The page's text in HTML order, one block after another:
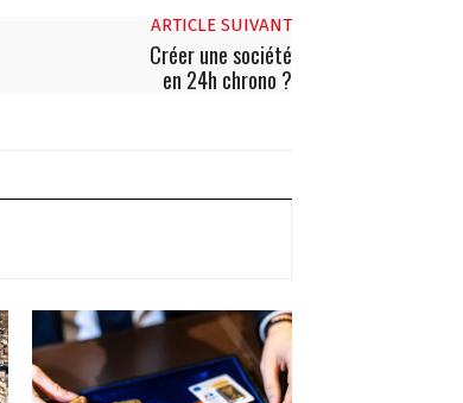
ARTICLE SUIVANT
Créer une société
en 24h chrono ?